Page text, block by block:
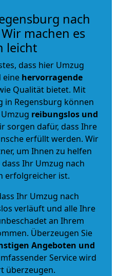
nach
machen es
leicht
dass hier Umzug
eine hervorragende
Qualität bietet. Mit
Regensburg können
reibungslos und
sorgen dafür, dass Ihre
erfüllt werden. Wir
um Ihnen zu helfen
Ihr Umzug nach
erfolgreicher ist.
Ihr Umzug nach
verläuft und alle Ihre
an Ihrem
Überzeugen Sie
Angeboten und
Service wird
überzeugen.